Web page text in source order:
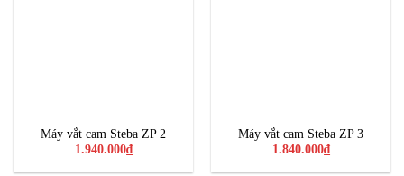
Máy vắt cam Steba ZP 2
1.940.000₫
Máy vắt cam Steba ZP 3
1.840.000₫